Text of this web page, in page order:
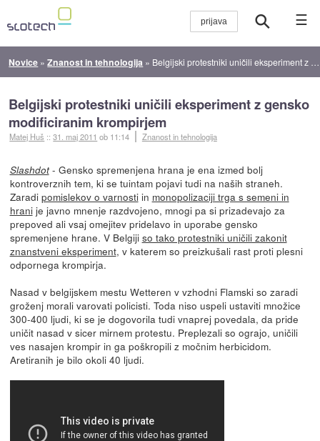
☰
Novice »Znanost in tehnologija » Belgijski protestniki uničili eksperiment z gensko modificiranim krompirjem
Belgijski protestniki uničili eksperiment z gensko
modificiranim krompirjem
Matej Huš ::31. maj 2011 ob 11:14 Znanost in tehnologija
Slashdot- Gensko spremenjena hrana je ena izmed bolj
kontroverznih tem, ki se tuintam pojavi tudi na naših straneh.
Zaradi pomislekov o varnostiin monopolizaciji trga s semeni in
hranije javno mnenje razdvojeno, mnogi pa si prizadevajo za
prepoved ali vsaj omejitev pridelavo in uporabe gensko
spremenjene hrane. V Belgiji so tako protestniki uničili zakonit
znanstveni eksperiment, v katerem so preizkušali rast proti plesni
odpornega krompirja.
Nasad v belgijskem mestu Wetteren v vzhodni Flamski so zaradi
groženj morali varovati policisti. Toda niso uspeli ustaviti množice
300-400 ljudi, ki se je dogovorila tudi vnaprej povedala, da pride
uničit nasad v sicer mirnem protestu. Preplezali so ograjo, uničili
ves nasajen krompir in ga poškropili z močnim herbicidom.
Aretiranih je bilo okoli 40 ljudi.